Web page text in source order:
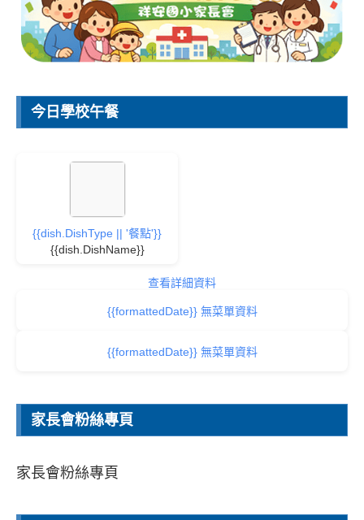
今日學校午餐
{{dish.DishType || '餐點'}}
{{dish.DishName}}
查看詳細資料
{{formattedDate}} 無菜單資料
{{formattedDate}} 無菜單資料
家長會粉絲專頁
家長會粉絲專頁